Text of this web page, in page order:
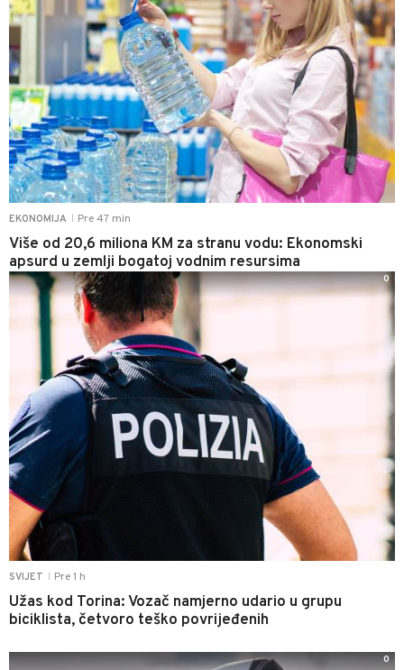
EKONOMIJA Pre 47 min
Više od 20,6 miliona KM za stranu vodu: Ekonomski
apsurd u zemlji bogatoj vodnim resursima
SVIJET Pre 1 h
Užas kod Torina: Vozač namjerno udario u grupu
biciklista, četvoro teško povrijeđenih
0
0